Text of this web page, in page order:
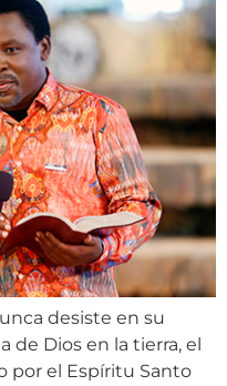
desiste en su
Dios en la tierra, el
por el Espíritu Santo